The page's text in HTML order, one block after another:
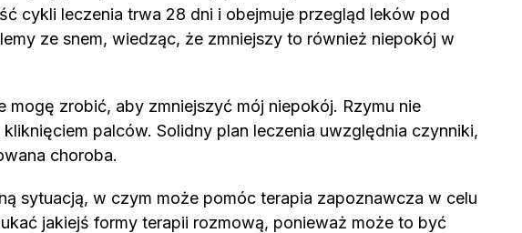
cykli leczenia trwa 28 dni i obejmuje przegląd leków pod
ze snem, wiedząc, że zmniejszy to również niepokój w
zrobić, aby zmniejszyć mój niepokój. Rzymu nie
palców. Solidny plan leczenia uwzględnia czynniki,
choroba.
sytuacją, w czym może pomóc terapia zapoznawcza w celu
jakiejś formy terapii rozmową, ponieważ może to być